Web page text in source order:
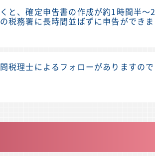
と、確定申告書の作成が約1時間半〜2
税務署に長時間並ばずに申告ができま
税理士によるフォローがありますので